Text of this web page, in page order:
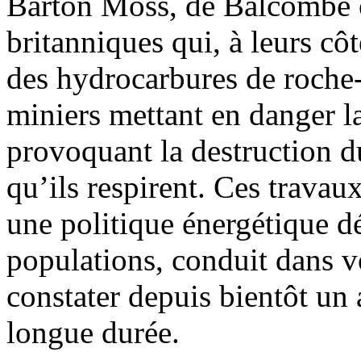
britanniques qui, à leurs
des hydrocarbures de
miniers mettant en danger
provoquant la destruction
qu’ils respirent. Ces
une politique énergétique
populations, conduit dans
constater depuis bientôt
longue durée.